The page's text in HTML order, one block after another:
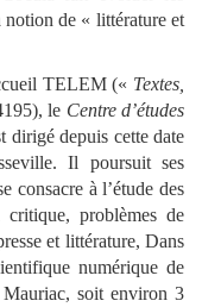
notion de « littérature et
TELEM (« Textes,
le Centre d’études
dirigé depuis cette date
Il poursuit ses
consacre à l’étude des
problèmes de
et littérature, Dans
numérique de
soit environ 3